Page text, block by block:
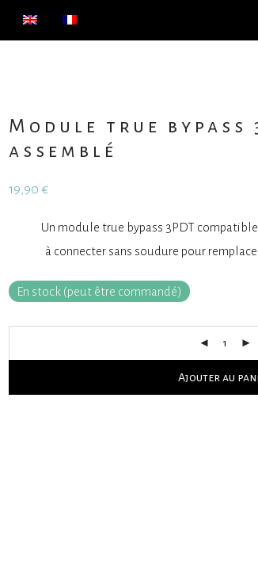
Module true bypass
assemblé
19,90 €
Un module true bypass 3PDT compatible
à connecter sans soudure pour
En stock (peut être commandé)
Ajouter au